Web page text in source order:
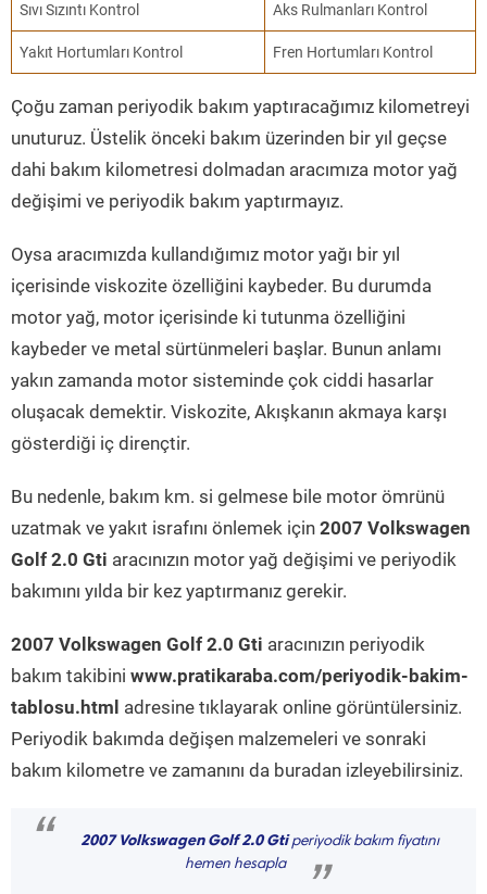
Sıvı Sızıntı Kontrol Aks Rulmanları Kontrol
Yakıt Hortumları Kontrol Fren Hortumları Kontrol
Çoğu zaman periyodik bakım yaptıracağımız kilometreyi
unuturuz. Üstelik önceki bakım üzerinden bir yıl geçse
dahi bakım kilometresi dolmadan aracımıza motor yağ
değişimi ve periyodik bakım yaptırmayız.
Oysa aracımızda kullandığımız motor yağı bir yıl
içerisinde viskozite özelliğini kaybeder. Bu durumda
motor yağ, motor içerisinde ki tutunma özelliğini
kaybeder ve metal sürtünmeleri başlar. Bunun anlamı
yakın zamanda motor sisteminde çok ciddi hasarlar
oluşacak demektir. Viskozite, Akışkanın akmaya karşı
gösterdiği iç dirençtir.
Bu nedenle, bakım km. si gelmese bile motor ömrünü
uzatmak ve yakıt israfını önlemek için 2007 Volkswagen
Golf 2.0 Gti aracınızın motor yağ değişimi ve periyodik
bakımını yılda bir kez yaptırmanız gerekir.
2007 Volkswagen Golf 2.0 Gti aracınızın periyodik
bakım takibini www.pratikaraba.com/periyodik-bakim-
tablosu.html adresine tıklayarak online görüntülersiniz.
Periyodik bakımda değişen malzemeleri ve sonraki
bakım kilometre ve zamanını da buradan izleyebilirsiniz.
“ 2007 Volkswagen Golf 2.0 Gtiperiyodik bakım fiyatını
hemen hesapla